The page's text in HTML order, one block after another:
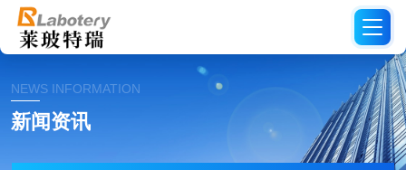
NEWS INFORMATION
新闻资讯